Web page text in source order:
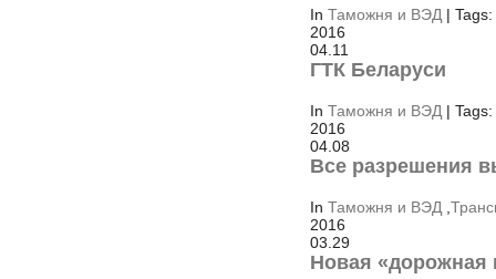
In Таможня и ВЭД | Tags:
2016
04.11
ГТК Беларуси
In Таможня и ВЭД | Tags:
2016
04.08
Все разрешения
In Таможня и ВЭД
2016
03.29
Новая «дорожная